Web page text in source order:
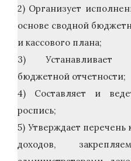
2) Организует
основе сводной
и кассового плана;
3) Устанавливает
бюджетной отчетности;
4) Составляет и
роспись;
5) Утверждает
доходов,